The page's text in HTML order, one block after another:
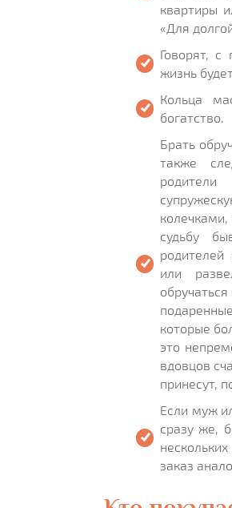
квартиры
«Для
Говорят,
жизнь
Кольца
богатство.
Брать
также
судьбу
или
которые
это
вдовцов
принесут,
Если муж
сразу же,
заказ